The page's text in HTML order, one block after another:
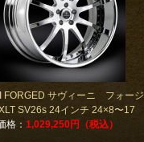
FORGED サヴィーニ フォージ
SV26s 24インチ 24×8〜17
格： 1,029,250円（税込）